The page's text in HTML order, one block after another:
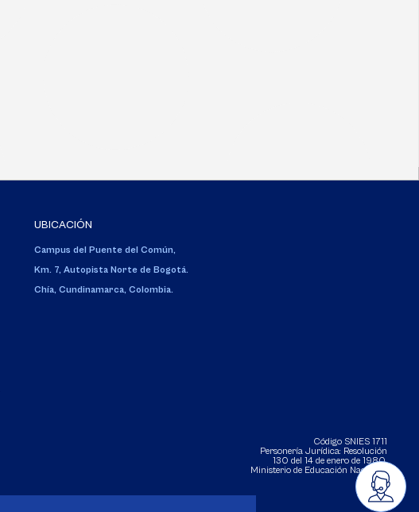
UBICACIÓN
Campus del Puente del Común,
Km. 7, Autopista Norte de Bogotá.
Chía, Cundinamarca, Colombia.
Código SNIES 1711
Personería Jurídica: Resolución
130 del 14 de enero de 1980.
Ministerio de Educación Nacional.